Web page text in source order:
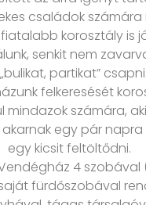
családok számára
fiatalabb korosztály is
senkit nem
partikat”
felkeresését
mindazok számára,
egy pár napra
egy kicsit feltöltődni.
4 szobával
fürdőszobával